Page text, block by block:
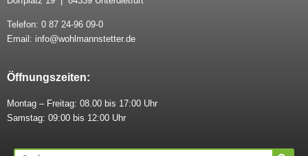
Telefon: 0 87 24-96 09-0
Email: info@wohlmannstetter.de
Öffnungszeiten:
Montag – Freitag: 08.00 bis 17:00 Uhr
Samstag: 09:00 bis 12:00 Uhr